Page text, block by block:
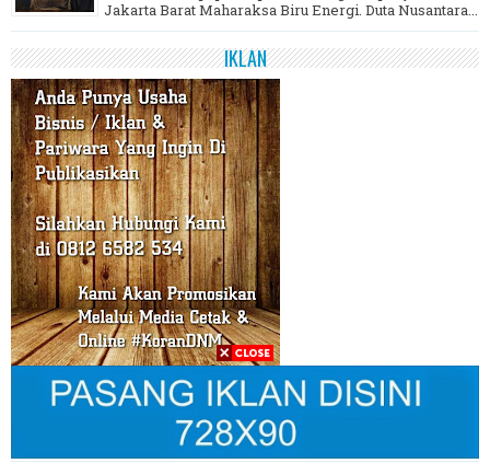
Jakarta Barat Maharaksa Biru Energi. Duta Nusantara...
IKLAN
Ingin Pasang Iklan hubungi Kami di 0812 6582 534
PAGES